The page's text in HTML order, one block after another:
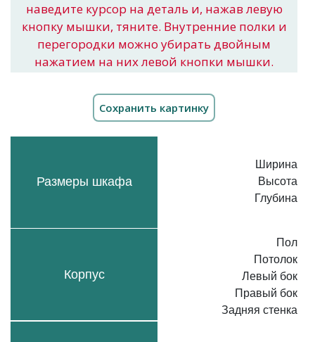
наведите курсор на деталь и, нажав левую
кнопку мышки, тяните. Внутренние полки и
перегородки можно убирать двойным
нажатием на них левой кнопки мышки.
Размеры шкафа
Корпус
Ширина
Высота
Глубина
Пол
Потолок
Левый бок
Правый бок
Задняя стенка